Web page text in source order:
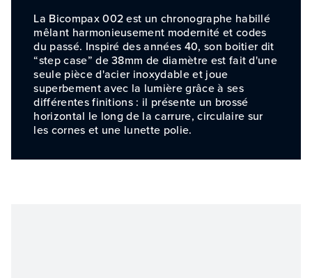
La Bicompax 002 est un chronographe habillé
mêlant harmonieusement modernité et codes
du passé. Inspiré des années 40, son boitier dit
“step case” de 38mm de diamètre est fait d'une
seule pièce d'acier inoxydable et joue
superbement avec la lumière grâce à ses
différentes finitions : il présente un brossé
horizontal le long de la carrure, circulaire sur
les cornes et une lunette polie.